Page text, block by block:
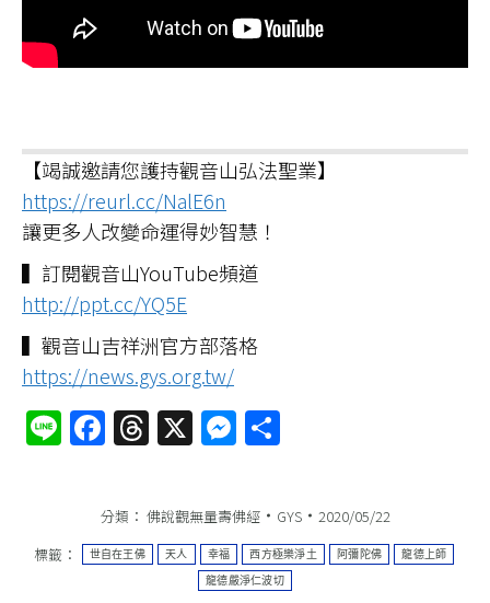
【竭誠邀請您護持觀音山弘法聖業】
https://reurl.cc/NalE6n
讓更多人改變命運得妙智慧！
▍訂閱觀音山YouTube頻道
http://ppt.cc/YQ5E
▍觀音山吉祥洲官方部落格
https://news.gys.org.tw/
LineFacebook
Threads
X Messenger
分類： 佛說觀無量壽佛經 GYS
2020/05/22
標籤：
世自在王佛 天人 幸福 西方極樂淨土 阿彌陀佛 龍德上師
龍德嚴淨仁波切